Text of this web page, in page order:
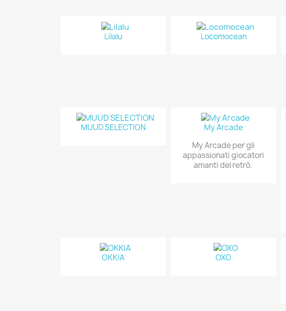
Lilalu Locomocean
MUUD SELECTION
My Arcade
My Arcade per gli
appassionati giocatori
amanti del retrò.
OKKIA OXO